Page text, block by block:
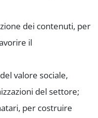
dei contenuti, per
il
valore sociale,
del settore;
per costruire